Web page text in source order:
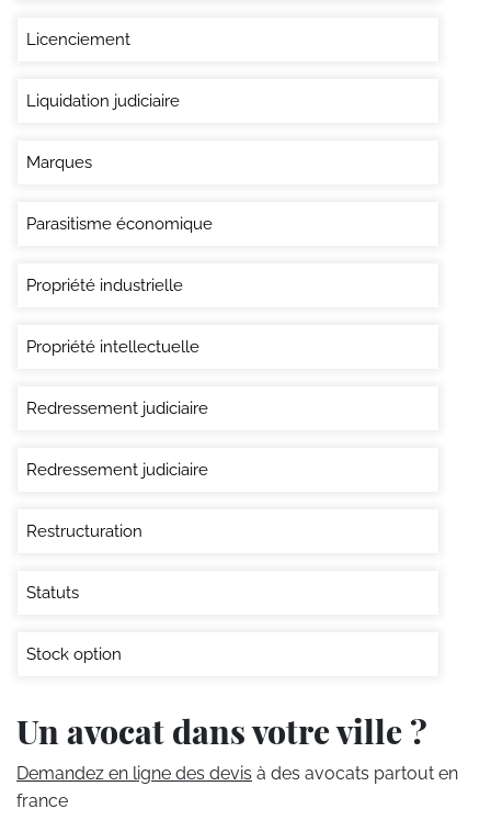
Licenciement
Liquidation judiciaire
Marques
Parasitisme économique
Propriété industrielle
Propriété intellectuelle
Redressement judiciaire
Redressement judiciaire
Restructuration
Statuts
Stock option
Un avocat dans votre ville ?
Demandez en ligne des devis à des avocats partout en
france